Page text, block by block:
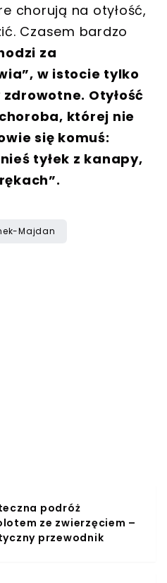
chorują na otyłość,
Czasem bardzo
za
w istocie tylko
Otyłość
której nie
się komuś:
tyłek z kanapy,
Majdan
podróż
ze zwierzęciem –
przewodnik